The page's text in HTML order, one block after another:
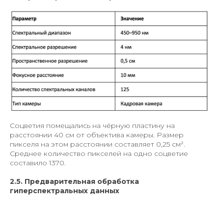
Соцветия помещались на чёрную пластину на
расстоянии 40 см от объектива камеры. Размер
пикселя на этом расстоянии составляет 0,25 см².
Среднее количество пикселей на одно соцветие
составило 1370.
2.5. Предварительная обработка
гиперспектральных данных